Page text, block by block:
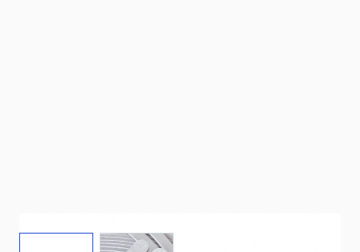
View larger imageView larger image